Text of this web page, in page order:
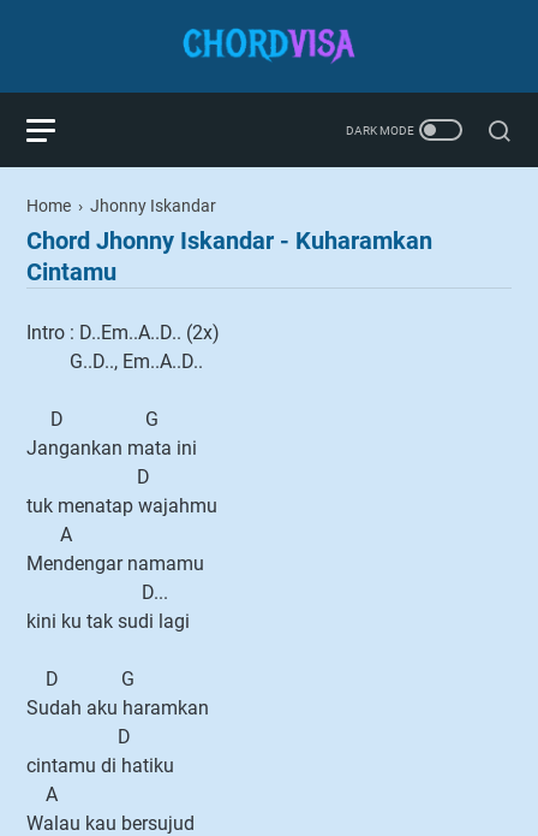
Home › Jhonny Iskandar
Chord Jhonny Iskandar - Kuharamkan
Cintamu
Intro : D..Em..A..D.. (2x)
G..D.., Em..A..D..
D G
Jangankan mata ini
D
tuk menatap wajahmu
A
Mendengar namamu
D...
kini ku tak sudi lagi
D G
Sudah aku haramkan
D
cintamu di hatiku
A
Walau kau bersujud